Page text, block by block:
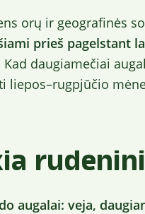
orų ir geografinės
prieš pagelstant
daugiamečiai
liepos–rugpjūčio
augalai: veja,